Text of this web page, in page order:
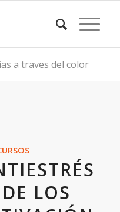
a traves del color
LOS